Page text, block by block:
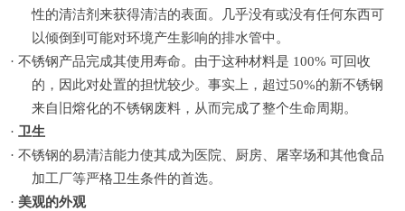
性的清洁剂来获得清洁的表面。几乎没有或没有任何东西可
以倾倒到可能对环境产生影响的排水管中。
·不锈钢产品完成其使用寿命。由于这种材料是 100% 可回收
的，因此对处置的担忧较少。事实上，超过50%的新不锈钢
来自旧熔化的不锈钢废料，从而完成了整个生命周期。
· 卫生
·不锈钢的易清洁能力使其成为医院、厨房、屠宰场和其他食品
加工厂等严格卫生条件的首选。
·美观的外观